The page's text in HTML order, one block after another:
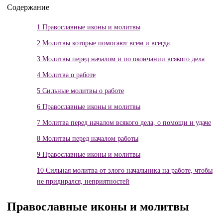
Содержание
1 Православные иконы и молитвы
2 Молитвы которые помогают всем и всегда
3 Молитвы перед началом и по окончании всякого дела
4 Молитва о работе
5 Сильные молитвы о работе
6 Православные иконы и молитвы
7 Молитва перед началом всякого дела, о помощи и удаче
8 Молитвы перед началом работы
9 Православные иконы и молитвы
10 Сильная молитва от злого начальника на работе, чтобы
не придирался, неприятностей
Православные иконы и молитвы